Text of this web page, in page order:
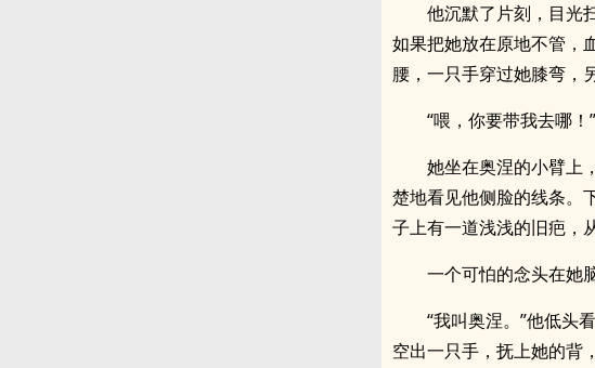
他沉默了片刻，目光
如果把她放在原地不管，
腰，一只手穿过她膝弯，
“喂，你要带我去哪！”
她坐在奥涅的小臂上
楚地看见他侧脸的线条。
子上有一道浅浅的旧疤，
一个可怕的念头在她
“我叫奥涅。”他低头
空出一只手，抚上她的背